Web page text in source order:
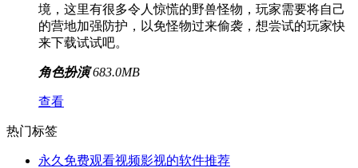
境，这里有很多令人惊慌的野兽怪物，玩家需要将自己
的营地加强防护，以免怪物过来偷袭，想尝试的玩家快
来下载试试吧。
角色扮演 683.0MB
查看
热门标签
永久免费观看视频影视的软件推荐